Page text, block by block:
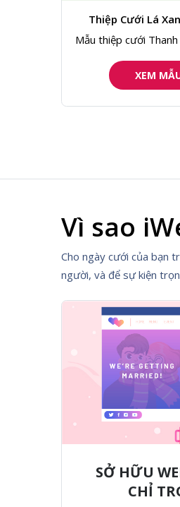
Thiệp Cưới Sắc
Dấu Ấn Tình
Mẫu thiệp cưới
XEM
Vì sao
Cho ngày cưới của bạn
người, và để sự kiện
SỞ HỮU
CHỈ